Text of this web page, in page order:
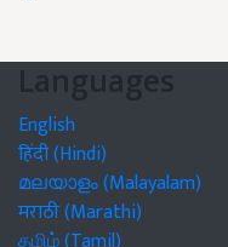
Languages
English
हिंदी (Hindi)
മലയാളം (Malayalam)
मराठी (Marathi)